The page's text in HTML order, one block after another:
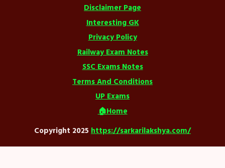
Disclaimer Page
Interesting GK
Privacy Policy
Railway Exam Notes
SSC Exams Notes
Terms And Conditions
UP Exams
🏠Home
Copyright 2025 https://sarkarilakshya.com/